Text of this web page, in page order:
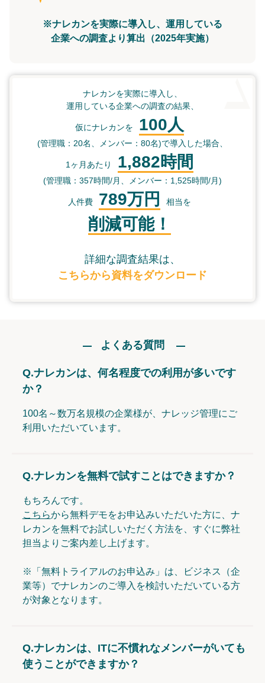
※ナレカンを実際に導入し、運用している
企業への調査より算出（2025年実施）
ナレカンを実際に導入し、
運用している企業への調査の結果、
仮にナレカンを 100人
(管理職：20名、メンバー：80名)で導入した場合、
1ヶ月あたり 1,882時間
(管理職：357時間/月、メンバー：1,525時間/月)
人件費 789万円 相当を
削減可能！
詳細な調査結果は、
こちらから資料をダウンロード
よくある質問
Q.ナレカンは、何名程度での利用が多いです
か？
100名～数万名規模の企業様が、ナレッジ管理にご
利用いただいています。
Q.ナレカンを無料で試すことはできますか？
もちろんです。
こちらから無料デモをお申込みいただいた方に、ナ
レカンを無料でお試しいただく方法を、すぐに弊社
担当よりご案内差し上げます。
※「無料トライアルのお申込み」は、ビジネス（企
業等）でナレカンのご導入を検討いただいている方
が対象となります。
Q.ナレカンは、ITに不慣れなメンバーがいても
使うことができますか？